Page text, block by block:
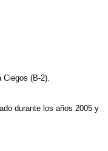
(B-2).
durante los años 2005 y